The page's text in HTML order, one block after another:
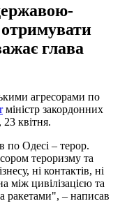
глава
агресорами по
міністр закордонних
квітня.
по Одесі – терор.
тероризму та
ні контактів, ні
між цивілізацією та
ракетами", – написав